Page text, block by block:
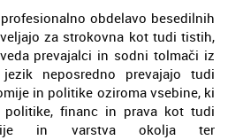
obdelavo besedilnih
za strokovna kot tudi tistih,
prevajalci in sodni tolmači iz
neposredno prevajajo tudi
in politike oziroma vsebine, ki
financ in prava kot tudi
in varstva okolja ter